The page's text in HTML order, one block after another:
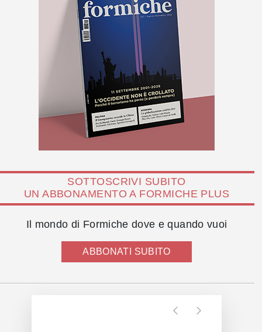
SOTTOSCRIVI SUBITO
UN ABBONAMENTO A FORMICHE PLUS
Il mondo di Formiche dove e quando vuoi
ABBONATI SUBITO